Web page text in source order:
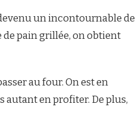
un incontournable de
pain grillée, on obtient
au four. On est en
autant en profiter. De plus,